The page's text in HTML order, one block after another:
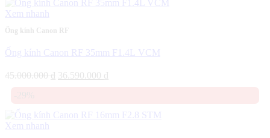
7.900.000 ₫.
Xem nhanh
Ống kính Canon RF
Ống kính Canon RF 35mm F1.4L VCM
45.000.000₫ Giá
36.590.000 ₫
36.590.000 ₫.
Xem nhanh